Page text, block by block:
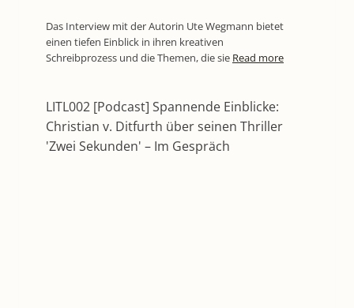
Das Interview mit der Autorin Ute Wegmann bietet
einen tiefen Einblick in ihren kreativen
Schreibprozess und die Themen, die sie Read more
LITL002 [Podcast] Spannende Einblicke:
Christian v. Ditfurth über seinen Thriller
'Zwei Sekunden' – Im Gespräch